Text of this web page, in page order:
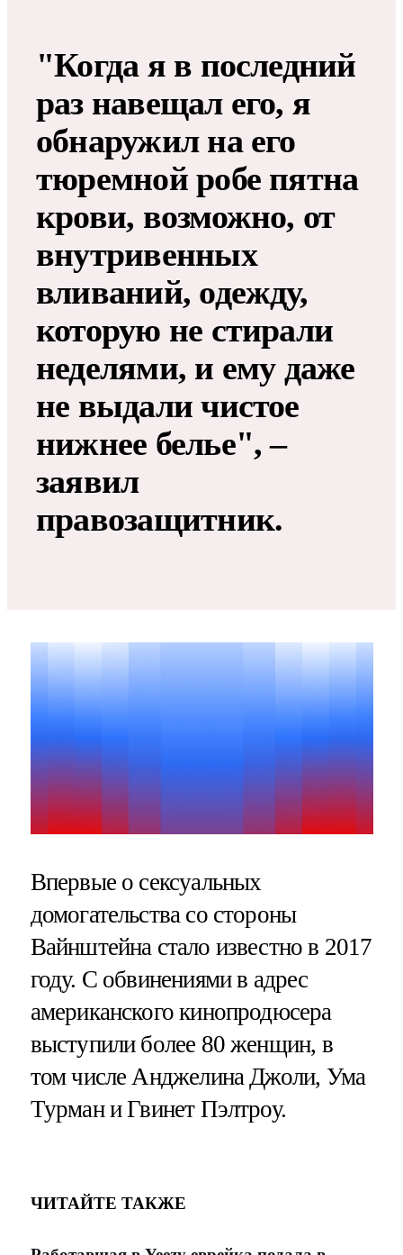
"Когда я в последний
раз навещал его, я
обнаружил на его
тюремной робе пятна
крови, возможно, от
внутривенных
вливаний, одежду,
которую не стирали
неделями, и ему даже
не выдали чистое
нижнее белье", –
заявил
правозащитник.
Впервые о сексуальных
домогательства со стороны
Вайнштейна стало известно в 2017
году. С обвинениями в адрес
американского кинопродюсера
выступили более 80 женщин, в
том числе Анджелина Джоли, Ума
Турман и Гвинет Пэлтроу.
ЧИТАЙТЕ ТАКЖЕ